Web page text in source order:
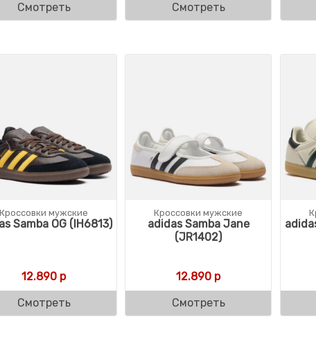
Смотреть
Смотреть
Кроссовки мужские
Samba OG (IH6813)
12.890 р
Смотреть
Кроссовки мужские
adidas Samba Jane
(JR1402)
12.890 р
Смотреть